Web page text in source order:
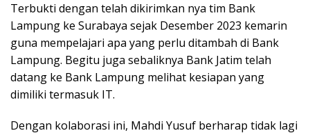
Terbukti dengan telah dikirimkan nya tim Bank
Lampung ke Surabaya sejak Desember 2023 kemarin
guna mempelajari apa yang perlu ditambah di Bank
Lampung. Begitu juga sebaliknya Bank Jatim telah
datang ke Bank Lampung melihat kesiapan yang
dimiliki termasuk IT.
Dengan kolaborasi ini, Mahdi Yusuf berharap tidak lagi